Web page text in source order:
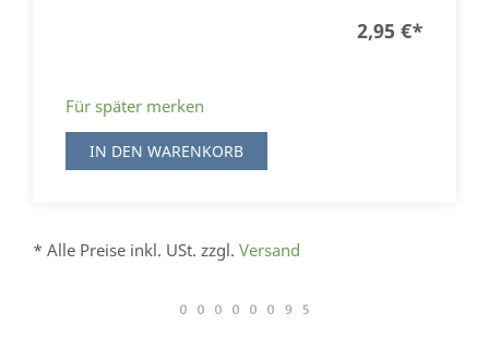
2,95 €*
Für später merken
IN DEN WARENKORB
* Alle Preise inkl. USt. zzgl. Versand